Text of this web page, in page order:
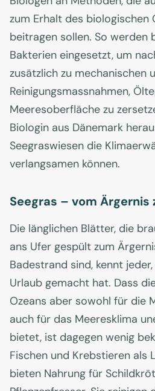
zum Erhalt des biologischen
beitragen sollen. So werden
Bakterien eingesetzt, um
zusätzlich zu mechanischen
Reinigungsmassnahmen,
Meeresoberfläche zu
Biologin aus Dänemark
Seegraswiesen die
verlangsamen können.
Seegras – vom
Die länglichen Blätter, die
ans Ufer gespült zum
Badestrand sind, kennt
Urlaub gemacht hat. Dass
Ozeans aber sowohl für die
auch für das Meeresklima
bietet, ist dagegen wenig
Fischen und Krebstieren als
bieten Nahrung für